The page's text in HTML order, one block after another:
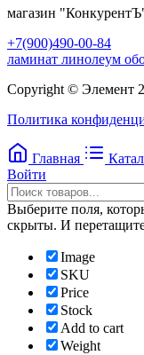
магазин
+7(900)490-00-84
ламинат линолеум
Copyright © Элемент
Политика
Главная
Войти
Выберите поля,
скрыты. И
Image
SKU
Price
Stock
Add to cart
Weight